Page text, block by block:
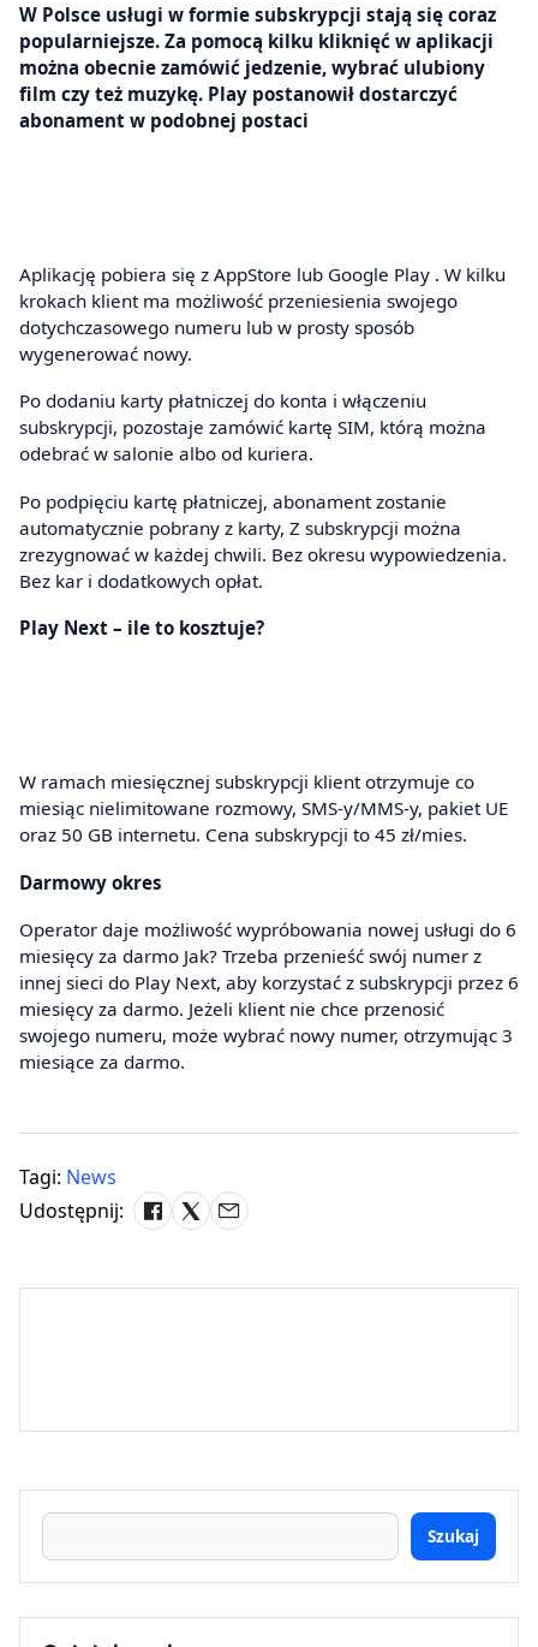
W Polsce usługi w formie subskrypcji stają się coraz
popularniejsze. Za pomocą kilku kliknięć w aplikacji
można obecnie zamówić jedzenie, wybrać ulubiony
film czy też muzykę. Play postanowił dostarczyć
abonament w podobnej postaci
Aplikację pobiera się z AppStore lub Google Play . W kilku
krokach klient ma możliwość przeniesienia swojego
dotychczasowego numeru lub w prosty sposób
wygenerować nowy.
Po dodaniu karty płatniczej do konta i włączeniu
subskrypcji, pozostaje zamówić kartę SIM, którą można
odebrać w salonie albo od kuriera.
Po podpięciu kartę płatniczej, abonament zostanie
automatycznie pobrany z karty, Z subskrypcji można
zrezygnować w każdej chwili. Bez okresu wypowiedzenia.
Bez kar i dodatkowych opłat.
Play Next – ile to kosztuje?
W ramach miesięcznej subskrypcji klient otrzymuje co
miesiąc nielimitowane rozmowy, SMS-y/MMS-y, pakiet UE
oraz 50 GB internetu. Cena subskrypcji to 45 zł/mies.
Darmowy okres
Operator daje możliwość wypróbowania nowej usługi do 6
miesięcy za darmo Jak? Trzeba przenieść swój numer z
innej sieci do Play Next, aby korzystać z subskrypcji przez 6
miesięcy za darmo. Jeżeli klient nie chce przenosić
swojego numeru, może wybrać nowy numer, otrzymując 3
miesiące za darmo.
Tagi: News
Udostępnij:
Szukaj